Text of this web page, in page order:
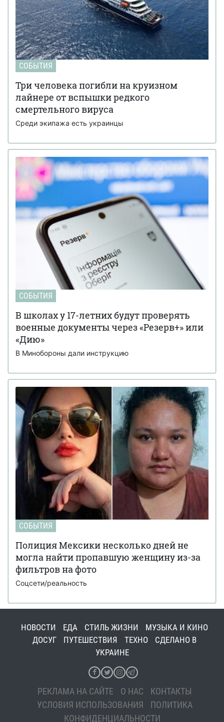
СОБЫТИЯ
Три человека погибли на круизном
лайнере от вспышки редкого
смертельного вируса
Среди экипажа есть украинцы
СОБЫТИЯ
В школах у 17-летних будут проверять
военные документы через «Резерв+» или
«Дию»
В Минобороны дали инструкцию
СОБЫТИЯ
Полиция Мексики несколько дней не
могла найти пропавшую женщину из-за
фильтров на фото
Соцсети/реальность
НОВОСТИ ЕДА СТИЛЬ ЖИЗНИ
МУЗЫКА И КИНО
ДОСУГ
ПУТЕШЕСТВИЯ ТЕХНО
СДЕЛАНО В
УКРАИНЕ
РЕКЛАМА НА САЙТЕ О НАС
КОНТАКТЫ
УСЛОВИЯ ИСПОЛЬЗОВАНИЯ
ПОЛИТИКА
КОНФИДЕНЦИАЛЬНОСТИ